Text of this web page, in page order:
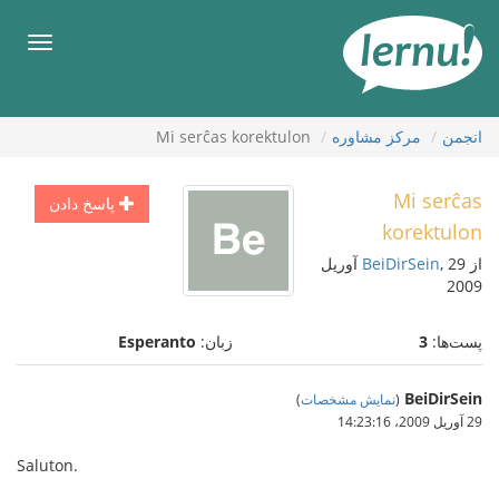
محتوا
انجمن مركز مشاوره Mi serĉas korektulon
پاسخ دادن
Mi serĉas
korektulon
از BeiDirSein , 29 آوریل
2009
پست‌ها: 3 زبان: Esperanto
BeiDirSein
(نمایش مشخصات)
29 آوریل 2009،‏ 14:23:16
Saluton.